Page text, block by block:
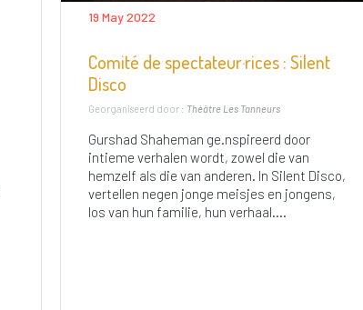
19 May 2022
Comité de spectateur·rices : Silent
Disco
Georganiseerd door : Théâtre Les Tanneurs
Gurshad Shaheman ge.nspireerd door
intieme verhalen wordt, zowel die van
hemzelf als die van anderen. In Silent Disco,
vertellen negen jonge meisjes en jongens,
los van hun familie, hun verhaal....